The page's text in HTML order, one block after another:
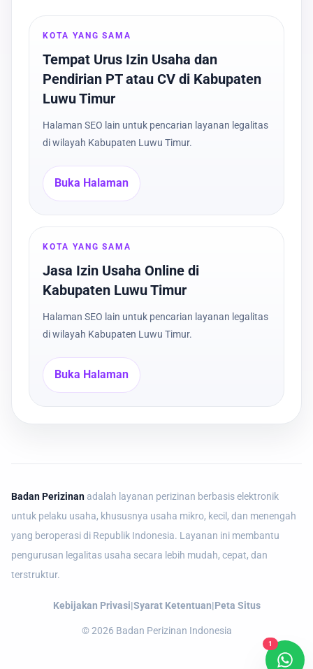
KOTA YANG SAMA
Tempat Urus Izin Usaha dan
Pendirian PT atau CV di Kabupaten
Luwu Timur
Halaman SEO lain untuk pencarian layanan legalitas
di wilayah Kabupaten Luwu Timur.
Buka Halaman
KOTA YANG SAMA
Jasa Izin Usaha Online di
Kabupaten Luwu Timur
Halaman SEO lain untuk pencarian layanan legalitas
di wilayah Kabupaten Luwu Timur.
Buka Halaman
Badan Perizinan adalah layanan perizinan berbasis elektronik
untuk pelaku usaha, khususnya usaha mikro, kecil, dan menengah
yang beroperasi di Republik Indonesia. Layanan ini membantu
pengurusan legalitas usaha secara lebih mudah, cepat, dan
terstruktur.
Kebijakan Privasi|Syarat Ketentuan|Peta Situs
©2026 Badan Perizinan Indonesia
1